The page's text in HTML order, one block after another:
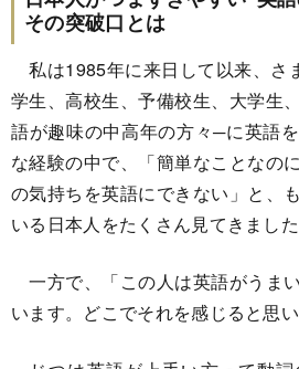
その突破口とは
私は1985年に来日して以来、さ
学生、高校生、予備校生、大学生
語が趣味の中高年の方々─に英語
な経験の中で、「簡単なことなの
の気持ちを英語にできない」と、
いる日本人をたくさん見てきました
一方で、「この人は英語がうま
います。どこでそれを感じると思